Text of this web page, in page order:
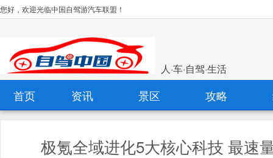
您好，欢迎光临中国自驾游汽车联盟！
人·车·自驾·生活
首页 资讯 景区 攻略
极氪全域进化5大核心科技 最速